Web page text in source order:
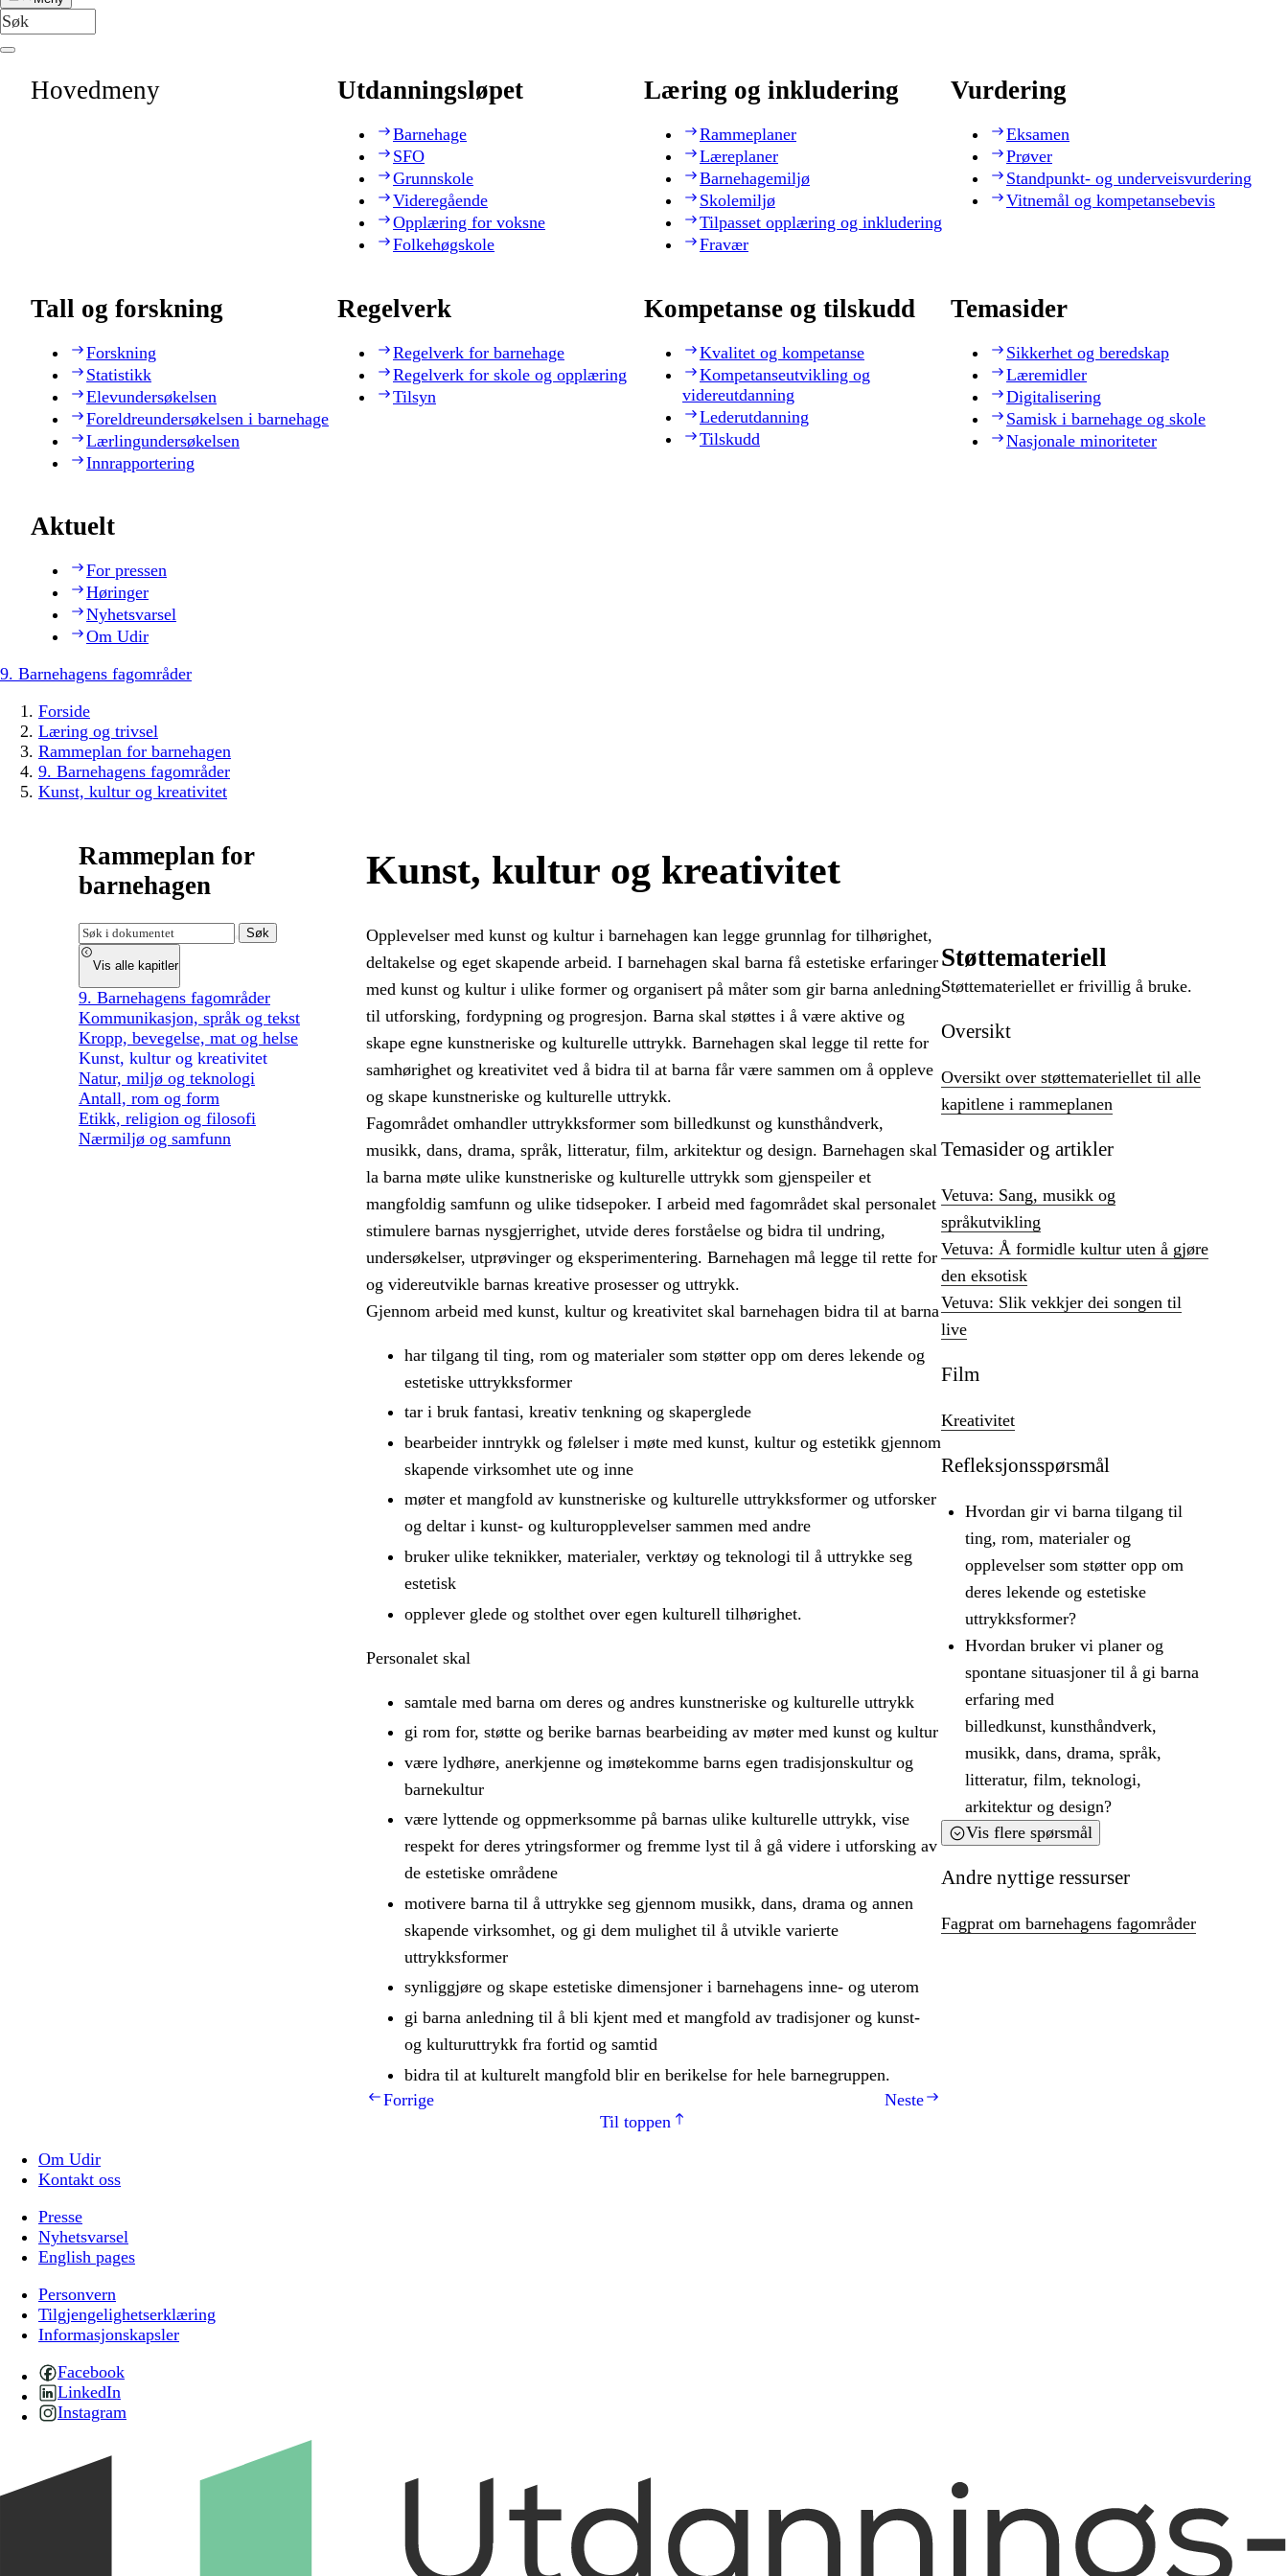
Hovedmeny Utdanningsløpet
Barnehage
SFO
Grunnskole
Videregående
Opplæring for voksne
Folkehøgskole
Læring og inkludering
Rammeplaner
Læreplaner
Barnehagemiljø
Skolemiljø
Tilpasset opplæring og inkludering
Fravær
Vurdering
Eksamen
Prøver
Standpunkt- og underveisvurdering
Vitnemål og kompetansebevis
Tall og forskning
Forskning
Statistikk
Elevundersøkelsen
Foreldreundersøkelsen i barnehage
Lærlingundersøkelsen
Innrapportering
Regelverk
Regelverk for barnehage
Regelverk for skole og opplæring
Tilsyn
Kompetanse og tilskudd
Kvalitet og kompetanse
Kompetanseutvikling og
videreutdanning
Lederutdanning
Tilskudd
Temasider
Sikkerhet og beredskap
Læremidler
Digitalisering
Samisk i barnehage og skole
Nasjonale minoriteter
Aktuelt
For pressen
Høringer
Nyhetsvarsel
Om Udir
9. Barnehagens fagområder
Forside
Læring og trivsel
Rammeplan for barnehagen
9. Barnehagens fagområder
Kunst, kultur og kreativitet
Rammeplan for
barnehagen
Søk
Vis alle kapitler
9. Barnehagens fagområder
Kommunikasjon, språk og tekst
Kropp, bevegelse, mat og helse
Kunst, kultur og kreativitet
Natur, miljø og teknologi
Antall, rom og form
Etikk, religion og filosofi
Nærmiljø og samfunn
Kunst, kultur og kreativitet
Opplevelser med kunst og kultur i barnehagen kan legge grunnlag for tilhørighet,
deltakelse og eget skapende arbeid. I barnehagen skal barna få estetiske erfaringer
med kunst og kultur i ulike former og organisert på måter som gir barna anledning
til utforsking, fordypning og progresjon. Barna skal støttes i å være aktive og
skape egne kunstneriske og kulturelle uttrykk. Barnehagen skal legge til rette for
samhørighet og kreativitet ved å bidra til at barna får være sammen om å oppleve
og skape kunstneriske og kulturelle uttrykk.
Fagområdet omhandler uttrykksformer som billedkunst og kunsthåndverk,
musikk, dans, drama, språk, litteratur, film, arkitektur og design. Barnehagen skal
la barna møte ulike kunstneriske og kulturelle uttrykk som gjenspeiler et
mangfoldig samfunn og ulike tidsepoker. I arbeid med fagområdet skal personalet
stimulere barnas nysgjerrighet, utvide deres forståelse og bidra til undring,
undersøkelser, utprøvinger og eksperimentering. Barnehagen må legge til rette for
og videreutvikle barnas kreative prosesser og uttrykk.
Gjennom arbeid med kunst, kultur og kreativitet skal barnehagen bidra til at barna
har tilgang til ting, rom og materialer som støtter opp om deres lekende og
estetiske uttrykksformer
tar i bruk fantasi, kreativ tenkning og skaperglede
bearbeider inntrykk og følelser i møte med kunst, kultur og estetikk gjennom
skapende virksomhet ute og inne
møter et mangfold av kunstneriske og kulturelle uttrykksformer og utforsker
og deltar i kunst- og kulturopplevelser sammen med andre
bruker ulike teknikker, materialer, verktøy og teknologi til å uttrykke seg
estetisk
opplever glede og stolthet over egen kulturell tilhørighet.
Personalet skal
samtale med barna om deres og andres kunstneriske og kulturelle uttrykk
gi rom for, støtte og berike barnas bearbeiding av møter med kunst og kultur
være lydhøre, anerkjenne og imøtekomme barns egen tradisjonskultur og
barnekultur
være lyttende og oppmerksomme på barnas ulike kulturelle uttrykk, vise
respekt for deres ytringsformer og fremme lyst til å gå videre i utforsking av
de estetiske områdene
motivere barna til å uttrykke seg gjennom musikk, dans, drama og annen
skapende virksomhet, og gi dem mulighet til å utvikle varierte
uttrykksformer
synliggjøre og skape estetiske dimensjoner i barnehagens inne- og uterom
gi barna anledning til å bli kjent med et mangfold av tradisjoner og kunst-
og kulturuttrykk fra fortid og samtid
bidra til at kulturelt mangfold blir en berikelse for hele barnegruppen.
Neste
Forrige
Støttemateriell
Støttemateriellet er frivillig å bruke.
Oversikt
Oversikt over støttemateriellet til alle
kapitlene i rammeplanen
Temasider og artikler
Vetuva: Sang, musikk og
språkutvikling
Vetuva: Å formidle kultur uten å gjøre
den eksotisk
Vetuva: Slik vekkjer dei songen til
live
Film
Kreativitet
Refleksjonsspørsmål
Hvordan gir vi barna tilgang til
ting, rom, materialer og
opplevelser som støtter opp om
deres lekende og estetiske
uttrykksformer?
Hvordan bruker vi planer og
spontane situasjoner til å gi barna
erfaring med
billedkunst, kunsthåndverk,
musikk, dans, drama, språk,
litteratur, film, teknologi,
arkitektur og design?
Vis flere spørsmål
Andre nyttige ressurser
Fagprat om barnehagens fagområder
Til toppen
Om Udir
Kontakt oss
Presse
Nyhetsvarsel
English pages
Personvern
Tilgjengelighetserklæring
Informasjonskapsler
Facebook
LinkedIn
Instagram